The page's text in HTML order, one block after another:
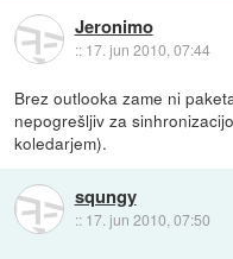
Jeronimo
:: 17. jun 2010, 07:44
Brez outlooka zame ni
nepogrešljiv za
koledarjem).
squngy
:: 17. jun 2010, 07:50